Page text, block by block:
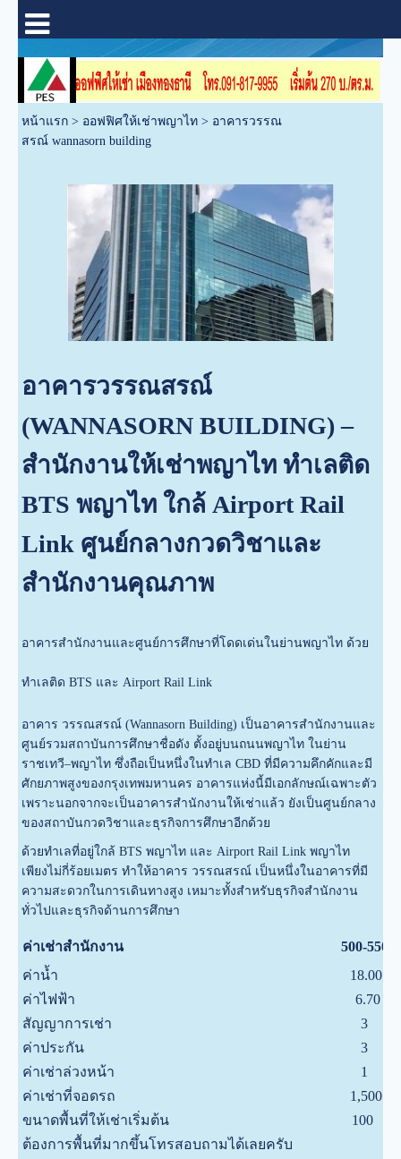
หน้าแรก > ออฟฟิศให้เช่าพญาไท > อาคารวรรณ
สรณ์ wannasorn building
อาคารวรรณสรณ์
(WANNASORN BUILDING) –
สำนักงานให้เช่าพญาไท ทำเลติด
BTS พญาไท ใกล้ Airport Rail
Link ศูนย์กลางกวดวิชาและ
สำนักงานคุณภาพ
อาคารสำนักงานและศูนย์การศึกษาที่โดดเด่นในย่านพญาไท ด้วย
ทำเลติด BTS และ Airport Rail Link
อาคาร วรรณสรณ์ (Wannasorn Building) เป็นอาคารสำนักงานและ
ศูนย์รวมสถาบันการศึกษาชื่อดัง ตั้งอยู่บนถนนพญาไท ในย่าน
ราชเทวี–พญาไท ซึ่งถือเป็นหนึ่งในทำเล CBD ที่มีความคึกคักและมี
ศักยภาพสูงของกรุงเทพมหานคร อาคารแห่งนี้มีเอกลักษณ์เฉพาะตัว
เพราะนอกจากจะเป็นอาคารสำนักงานให้เช่าแล้ว ยังเป็นศูนย์กลาง
ของสถาบันกวดวิชาและธุรกิจการศึกษาอีกด้วย
ด้วยทำเลที่อยู่ใกล้ BTS พญาไท และ Airport Rail Link พญาไท
เพียงไม่กี่ร้อยเมตร ทำให้อาคาร วรรณสรณ์ เป็นหนึ่งในอาคารที่มี
ความสะดวกในการเดินทางสูง เหมาะทั้งสำหรับธุรกิจสำนักงาน
ทั่วไปและธุรกิจด้านการศึกษา
ค่าเช่าสำนักงาน
500-550
ค่าน้ำ
18.00
ค่าไฟฟ้า
6.70
สัญญาการเช่า
3
ค่าประกัน
3
ค่าเช่าล่วงหน้า
1
ค่าเช่าที่จอดรถ
1,500
ขนาดพื้นที่ให้เช่าเริ่มต้น
100
ต้องการพื้นที่มากขึ้นโทรสอบถามได้เลยครับ